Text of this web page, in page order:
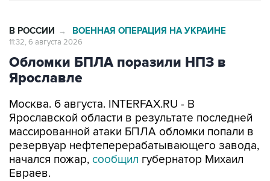
В РОССИИ → ВОЕННАЯ ОПЕРАЦИЯ НА УКРАИНЕ
11:32, 6 августа 2026
Обломки БПЛА поразили НПЗ в
Ярославле
Москва. 6 августа. INTERFAX.RU - В
Ярославской области в результате последней
массированной атаки БПЛА обломки попали в
резервуар нефтеперерабатывающего завода,
начался пожар, сообщил губернатор Михаил
Евраев.